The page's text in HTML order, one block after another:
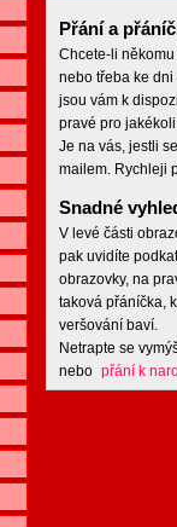
Přání a
Chcete-li
nebo třeba ke dni
jsou vám k
pravé pro
Je na vás, jestli
mailem. Rychleji
Snadné
V levé části
pak uvidíte
obrazovky, na
taková přáníčka,
veršování baví.
Netrapte se
nebo přání k